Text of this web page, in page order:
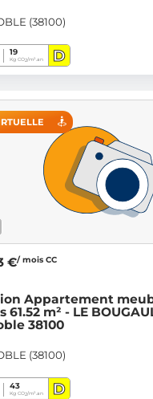
(38100)
19
Kg CO2/m².an D
€/ mois CC
Appartement
61.52 m² - LE
38100
(38100)
43
Kg CO2/m².an D